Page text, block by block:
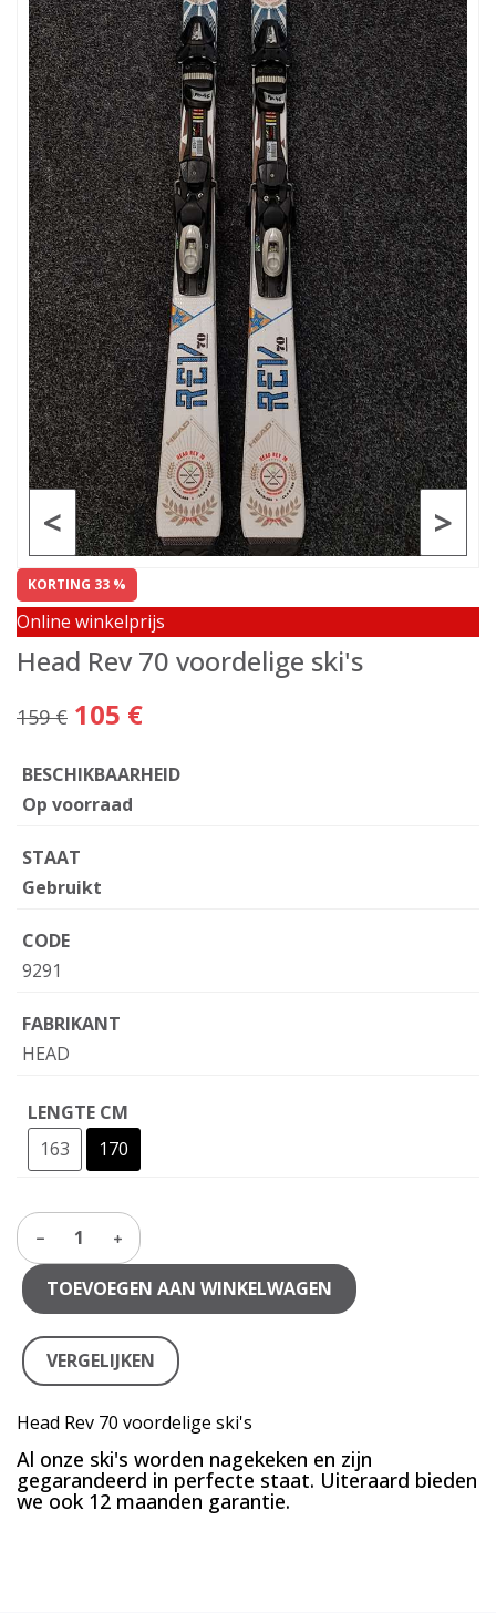
>
<
KORTING 33 %
Online winkelprijs
Head Rev 70 voordelige ski's
159 € 105 €
BESCHIKBAARHEID
Op voorraad
STAAT
Gebruikt
CODE
9291
FABRIKANT
HEAD
LENGTE CM
163
170
1
TOEVOEGEN AAN WINKELWAGEN
VERGELIJKEN
Head Rev 70 voordelige ski's
Al onze ski's worden nagekeken en zijn
gegarandeerd in perfecte staat. Uiteraard bieden
we ook 12 maanden garantie.